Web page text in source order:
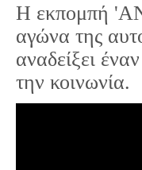
Η εκπομπή
αγώνα της
αναδείξει
την κοινωνία.